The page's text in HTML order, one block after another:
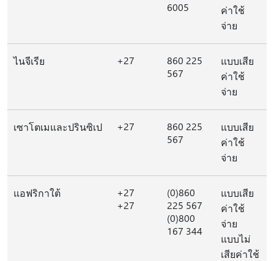
6005
ค่าใช้
จ่าย
ไนจีเรีย +27
860 225
567
แบบเสีย
ค่าใช้
จ่าย
เซาโตเมและปรินซิเป +27
860 225
567
แบบเสีย
ค่าใช้
จ่าย
แอฟริกาใต้
+27
+27
(0)860
225 567
(0)800
167 344
แบบเสีย
ค่าใช้
จ่าย
แบบไม่
เสียค่าใช้